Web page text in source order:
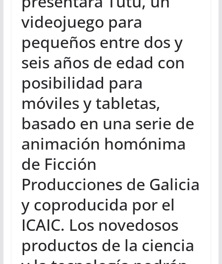
videojuego para
pequeños entre dos y
seis años de edad con
posibilidad para
móviles y tabletas,
basado en una serie de
animación homónima
de Ficción
Producciones de Galicia
y coproducida por el
ICAIC. Los novedosos
productos de la ciencia